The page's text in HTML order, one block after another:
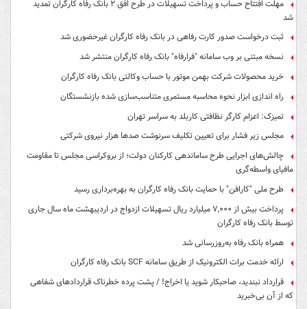
مهلت افتتاح حساب و پرداخت تسهیلات در طرح افق ۲ بانک رفاه کارگران تمدید
شد
ثبت درخواست صدور کارت رفاهی در بانک رفاه کارگران غیرحضوری شد
نسخه مبتنی بر وب سامانه "فرارفاه" بانک رفاه کارگران منتشر شد
خرید محصولات شرکت بهمن موتور با حساب وکالتی بانک رفاه کارگران
راه اندازی ابزار نحوه محاسبه مستمری متناسب‌سازی شده بازنشستگان
تمیزک: اعزام کارگر نظافتی کاربلد به سراسر تهران
مجلس زیر فشار برای تعیین تکلیف سرنوشت صدها هزار نیروی شرکتی
چالش‌های اجرایی طرح ساماندهی کارکنان دولت؛ از بروکراسی مجلس تا مقاومت
مافیای واسطه‌گری
طرح ملی "کارافن" با حمایت بانک رفاه کارگران به بهره‌برداری رسید
پرداخت بیش از ۷,۰۰۰ میلیارد ریال تسهیلات ازدواج در اردیبهشت ماه سال جاری
توسط بانک رفاه کارگران
همراه بانک رفاه به‌روزرسانی شد
ارائه خدمت برات الکترونیک از طریق سامانه SCF بانک رفاه کارگران
قرارداد نبندید، صاحبکار شوید یا اخراج! / پشت پرده خطرناک قراردادهای شفاهی
که از آن بی‌خبرید